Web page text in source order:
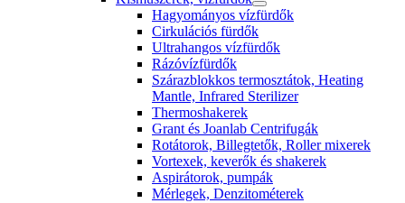
Hagyományos vízfürdők
Cirkulációs fürdők
Ultrahangos vízfürdők
Rázóvízfürdők
Szárazblokkos termosztátok, Heating
Mantle, Infrared Sterilizer
Thermoshakerek
Grant és Joanlab Centrifugák
Rotátorok, Billegtetők, Roller mixerek
Vortexek, keverők és shakerek
Aspirátorok, pumpák
Mérlegek, Denzitométerek